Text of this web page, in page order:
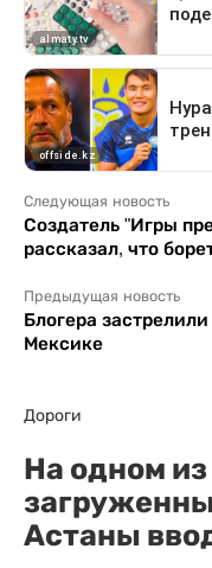
Следующая новость
Создатель "Игры
рассказал, что
Предыдущая новость
Блогера
Мексике
Дороги
На одном
Астаны